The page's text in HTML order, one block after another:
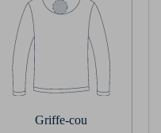
Griffe-cou